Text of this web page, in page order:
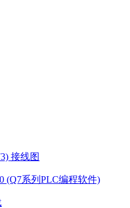
接线图
(Q7系列PLC编程软件)